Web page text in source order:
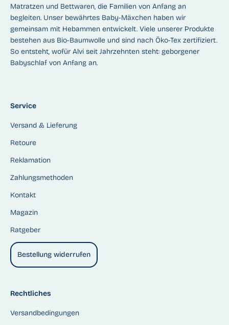
Matratzen und Bettwaren, die Familien von Anfang an
begleiten. Unser bewährtes Baby-Mäxchen haben wir
gemeinsam mit Hebammen entwickelt. Viele unserer Produkte
bestehen aus Bio-Baumwolle und sind nach Öko-Tex zertifiziert.
So entsteht, wofür Alvi seit Jahrzehnten steht: geborgener
Babyschlaf von Anfang an.
Service
Versand & Lieferung
Retoure
Reklamation
Zahlungsmethoden
Kontakt
Magazin
Ratgeber
Bestellung widerrufen
Rechtliches
Versandbedingungen